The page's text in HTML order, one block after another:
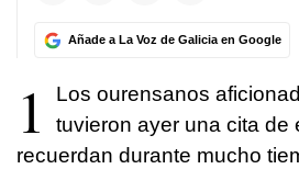
Añade a La Voz de Galicia en Google
1
Los ourensanos
tuvieron ayer una cita de
recuerdan durante mucho